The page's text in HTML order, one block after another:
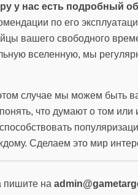
у нас есть подробный
по его
вашего свободного
вселенную, мы
случае мы можем быть
что думают о том
Сделаем это мир
пишите на